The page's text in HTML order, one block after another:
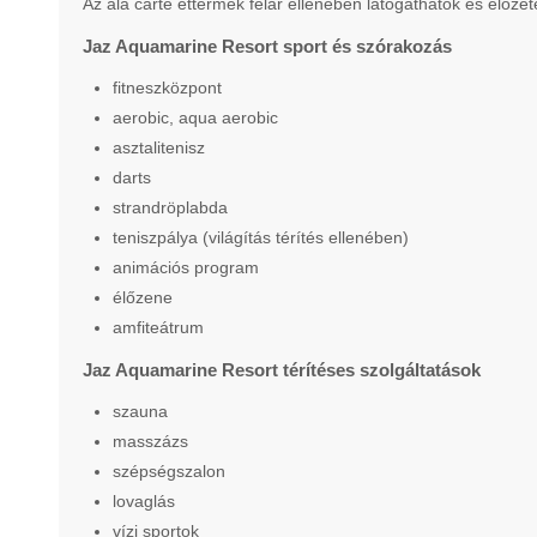
Jaz Aquamarine Resort sport és szórakozás
fitneszközpont
aerobic, aqua aerobic
asztalitenisz
darts
strandröplabda
teniszpálya (világítás térítés ellenében)
animációs program
élőzene
amfiteátrum
Jaz Aquamarine Resort térítéses szolgáltatások
szauna
masszázs
szépségszalon
lovaglás
vízi sportok